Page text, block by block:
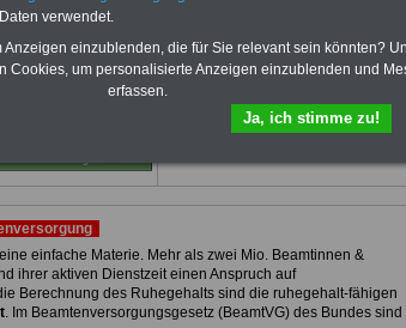
Dienst auf dem Laufenden, u.a. auch
zur Beamtenversorgung -Online.
Sie finden im Portal des PDF-
SERVICE zehn Bücher bzw. eBooks
zum herunterladen, lesen und
einfache Materie. Mehr als zwei Mio. Beamtinnen &
ihrer aktiven Dienstzeit einen Anspruch auf
Berechnung des Ruhegehalts sind die ruhegehalt-fähigen
. Im Beamtenversorgungsgesetz (BeamtVG) des Bundes sind
verwendet.
Anzeigen einzublenden, die für Sie relevant sein könnten?
Cookies, um personalisierte Anzeigen einzublenden und
erfassen.
Ja, ich stimme zu!